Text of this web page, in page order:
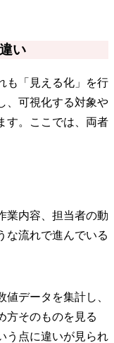
い
も「見える化」を行
、可視化する対象や
す。ここでは、両者
業内容、担当者の動
な流れで進んでいる
データを集計し、
方そのものを見る
う点に違いが見られ